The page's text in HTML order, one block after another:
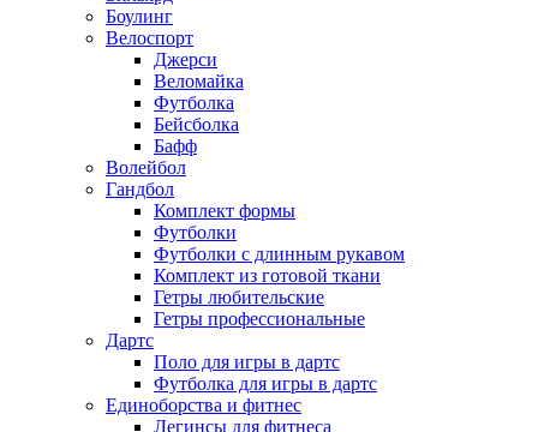
Боулинг
Велоспорт
Джерси
Веломайка
Футболка
Бейсболка
Бафф
Волейбол
Гандбол
Комплект формы
Футболки
Футболки с длинным рукавом
Комплект из готовой ткани
Гетры любительские
Гетры профессиональные
Дартс
Поло для игры в дартс
Футболка для игры в дартс
Единоборства и фитнес
Легинсы для фитнеса